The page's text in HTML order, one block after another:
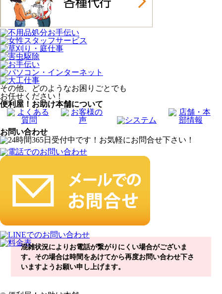
その他、どのようなお困りごとでも
お任せください！
便利屋！お助け本舗について
お問い合わせ
混雑状況によりお電話が繋がりにくい場合がございま
す。その場合は時間をあけてから再度お問い合わせ下さ
いますようお願い申し上げます。